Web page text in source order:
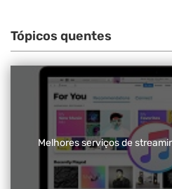
Tópicos quentes
Melhores serviços de